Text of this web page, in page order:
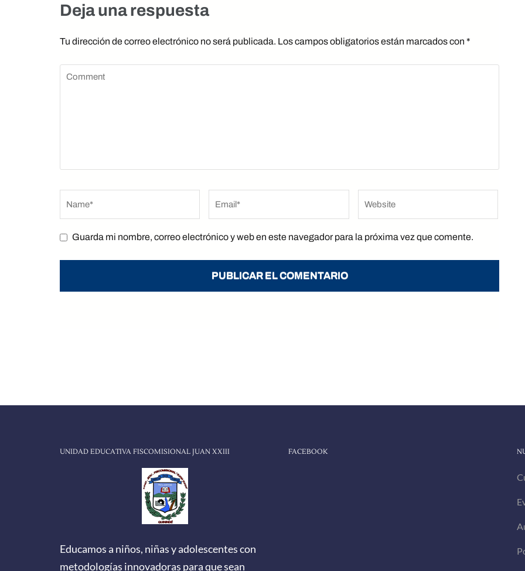
Deja una respuesta
Tu dirección de correo electrónico no será publicada. Los campos obligatorios están marcados con *
Comment
Guarda mi nombre, correo electrónico y web en este navegador para la próxima vez que comente.
UNIDAD EDUCATIVA FISCOMISIONAL JUAN XXIII
Educamos a niños, niñas y adolescentes con
metodologías innovadoras para que sean
FACEBOOK